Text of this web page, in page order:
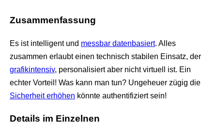
Zusammenfassung
Es ist intelligent und messbar datenbasiert. Alles
zusammen erlaubt einen technisch stabilen Einsatz, der
grafikintensiv, personalisiert aber nicht virtuell ist. Ein
echter Vorteil! Was kann man tun? Ungeheuer zügig die
Sicherheit erhöhen könnte authentifiziert sein!
Details im Einzelnen